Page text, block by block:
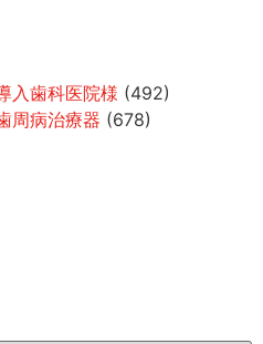
入歯科医院様 (492)
周病治療器 (678)